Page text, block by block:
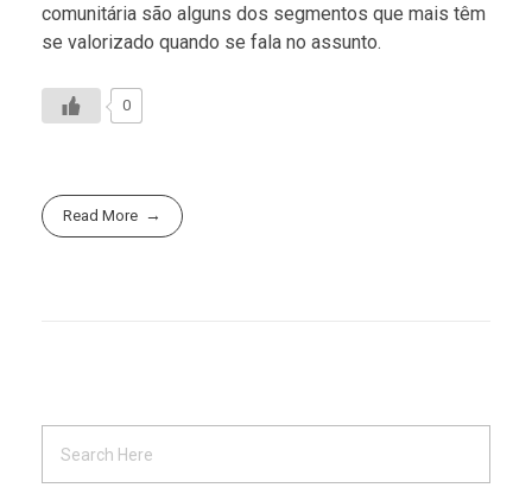
comunitária são alguns dos segmentos que mais têm
se valorizado quando se fala no assunto.
0
Read More